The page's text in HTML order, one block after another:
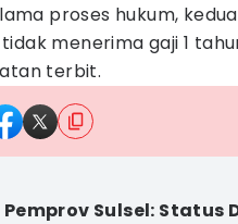
proses hukum,
menerima gaji 1
terbit.
Pemprov Sulsel: Status